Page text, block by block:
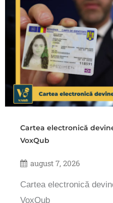
Cartea electronică
VoxQub
august 7, 2026
Cartea electronică
VoxQub